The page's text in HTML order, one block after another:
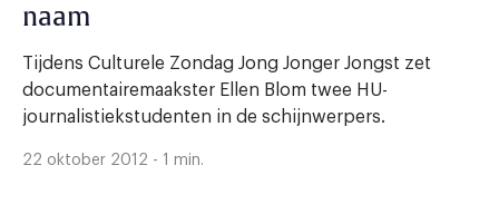
naam
Tijdens Culturele Zondag Jong Jonger Jongst zet
documentairemaakster Ellen Blom twee HU-
journalistiekstudenten in de schijnwerpers.
22 oktober 2012 - 1 min.